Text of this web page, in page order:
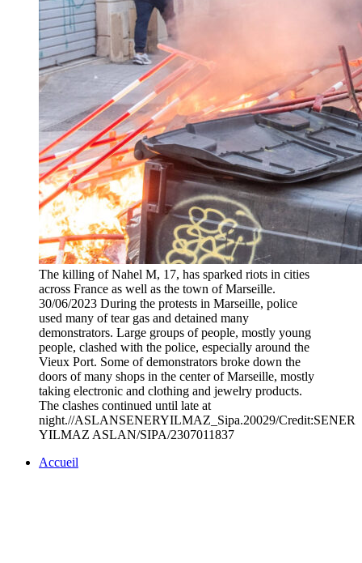
The killing of Nahel M, 17, has sparked riots in cities
across France as well as the town of Marseille.
30/06/2023 During the protests in Marseille, police
used many of tear gas and detained many
demonstrators. Large groups of people, mostly young
people, clashed with the police, especially around the
Vieux Port. Some of demonstrators broke down the
doors of many shops in the center of Marseille, mostly
taking electronic and clothing and jewelry products.
The clashes continued until late at
night.//ASLANSENERYILMAZ_Sipa.20029/Credit:SENER
YILMAZ ASLAN/SIPA/2307011837
Accueil